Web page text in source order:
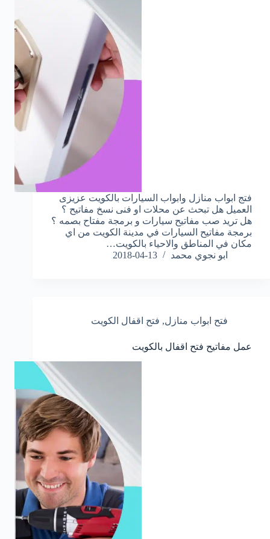
فتج ابواب منازل وابواب السيارات بالكويت عزيزى
العميل هل تبحث عن محلات او فنى نسخ مفاتيح ؟
هل تريد صب مفاتيح سيارات و برمجة مفتاح بصمه ؟
برمجة مفاتيح السيارات في مدينة الكويت من اي
مكان في المناطق والاحياء بالكويت…
ابو نجوي محمد
2018-04-13
فتح ابواب منازل, فتح اقفال الكويت
عمل مفاتيح فتح اقفال بالكويت